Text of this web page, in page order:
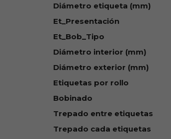
Diámetro etiqueta (mm)
Et_Presentación
Et_Bob_Tipo
Diámetro interior (mm)
Diámetro exterior (mm)
Etiquetas por rollo
Bobinado
Trepado entre etiquetas
Trepado cada etiquetas